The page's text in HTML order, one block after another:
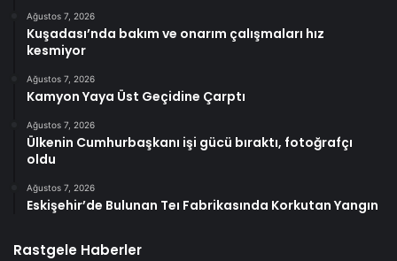
Ağustos 7, 2026
Kuşadası’nda bakım ve onarım çalışmaları hız
kesmiyor
Ağustos 7, 2026
Kamyon Yaya Üst Geçidine Çarptı
Ağustos 7, 2026
Ülkenin Cumhurbaşkanı işi gücü bıraktı, fotoğrafçı
oldu
Ağustos 7, 2026
Eskişehir’de Bulunan Teı Fabrikasında Korkutan Yangın
Rastgele Haberler